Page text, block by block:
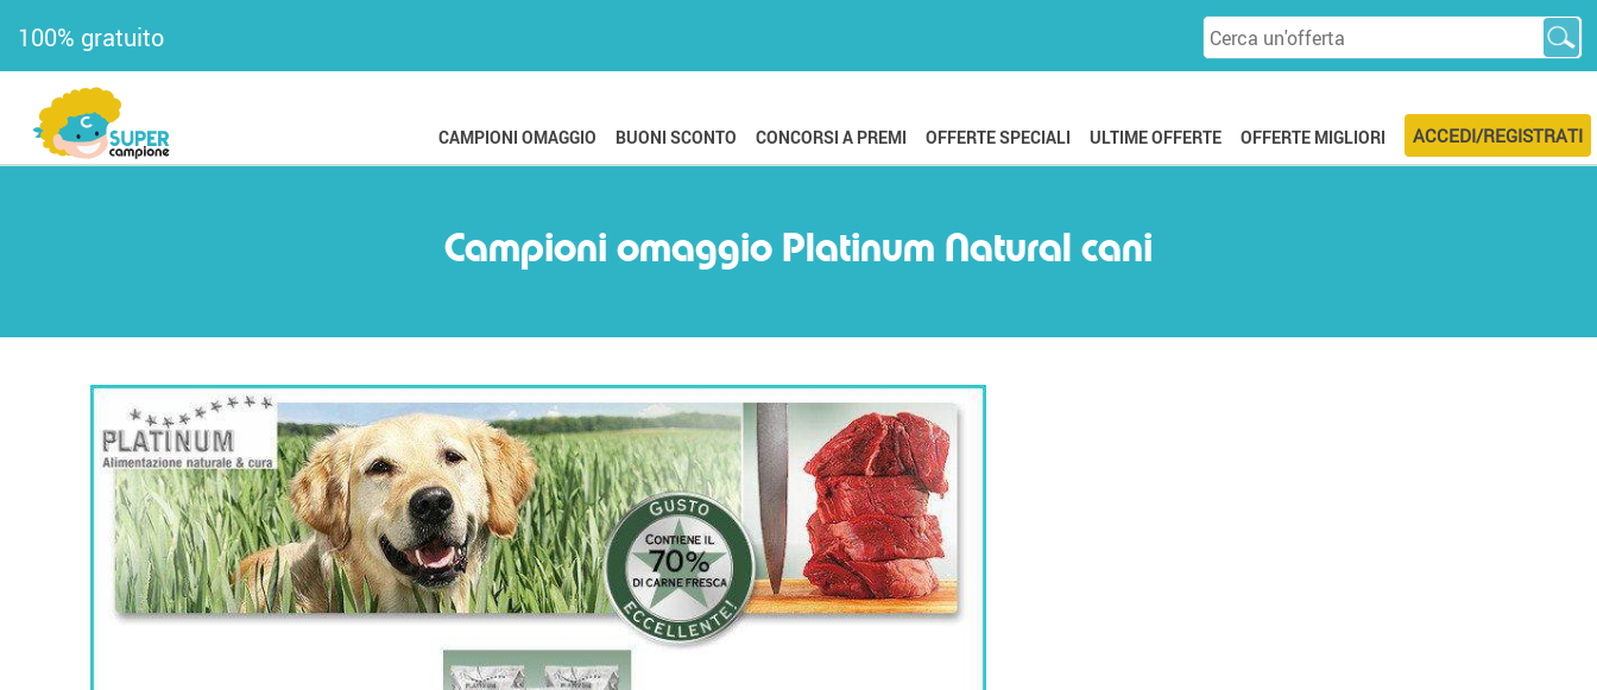
100% gratuito
ACCEDI/REGISTRATI
ULTIME OFFERTE OFFERTE MIGLIORI
CAMPIONI OMAGGIO BUONI SCONTO CONCORSI A PREMI OFFERTE SPECIALI
Campioni omaggio Platinum Natural cani